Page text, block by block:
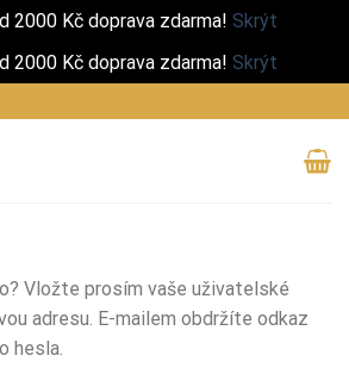
2000 Kč doprava zdarma! Skrýt
2000 Kč doprava zdarma! Skrýt
Vložte prosím vaše uživatelské
adresu. E-mailem obdržíte odkaz
hesla.